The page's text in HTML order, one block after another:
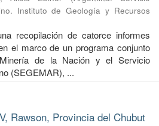
Instituto de Geología y Recursos
recopilación de catorce informes
el marco de un programa conjunto
de la Nación y el Servicio
(SEGEMAR), ...
Rawson, Provincia del Chubut